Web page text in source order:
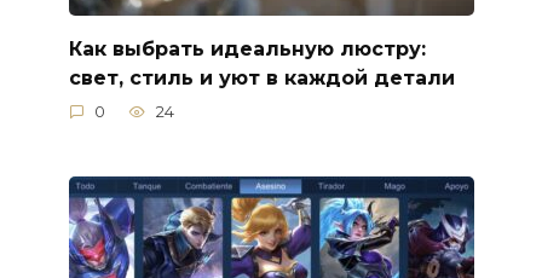
Как выбрать идеальную люстру:
свет, стиль и уют в каждой детали
0 24